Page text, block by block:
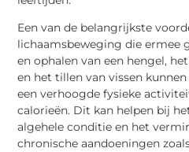
Een van de belangrijkste
lichaamsbeweging die ermee
en ophalen van een hengel,
en het tillen van vissen
een verhoogde fysieke
calorieën. Dit kan helpen bij
algehele conditie en het
chronische aandoeningen